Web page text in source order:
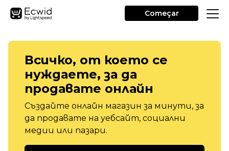
Começar
Всичко, от което се
нуждаете, за да
продавате онлайн
Създайте онлайн магазин за минути, за
да продавате на уебсайт, социални
медии или пазари.